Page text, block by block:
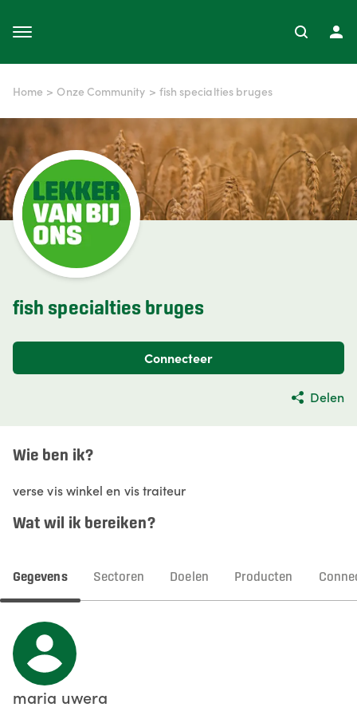
Home > Onze Community > fish specialties bruges
fish specialties bruges
Connecteer
Delen
Wie ben ik?
verse vis winkel en vis traiteur
Wat wil ik bereiken?
Gegevens Sectoren Doelen Producten
maria uwera